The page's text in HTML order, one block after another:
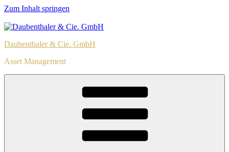
Zum Inhalt springen
Daubenthaler & Cie. GmbH
Asset Management